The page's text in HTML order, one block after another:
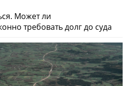
Может ли
требовать долг до суда